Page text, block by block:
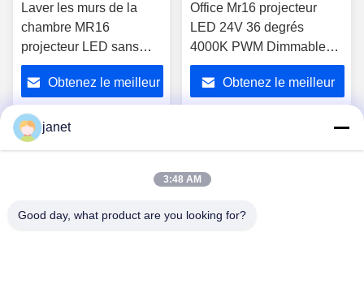
Laver les murs de la
chambre MR16
projecteur LED sans
clignotant 36 degrés
2700K lumière blanche
chaude
Obtenez le meilleur
Office Mr16 projecteur
LED 24V 36 degrés
4000K PWM Dimmable
économie d'énergie
Obtenez le meilleur
janet
3:48 AM
Good day, what product are you looking for?